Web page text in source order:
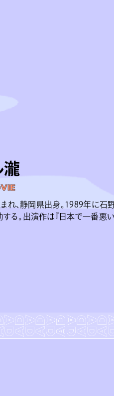
瀧
れ、静岡県出身。1989年に石
る。出演作は『日本で一番悪い